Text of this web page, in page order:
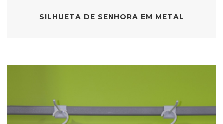
SILHUETA DE SENHORA EM METAL